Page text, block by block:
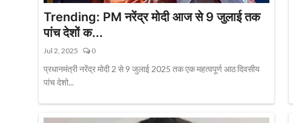
Trending: PM नरेंद्र मोदी आज से 9 जुलाई तक
पांच देशों क...
Jul 2, 2025 0
प्रधानमंत्री नरेंद्र मोदी 2 से 9 जुलाई 2025 तक एक महत्वपूर्ण आठ दिवसीय
पांच देशो...